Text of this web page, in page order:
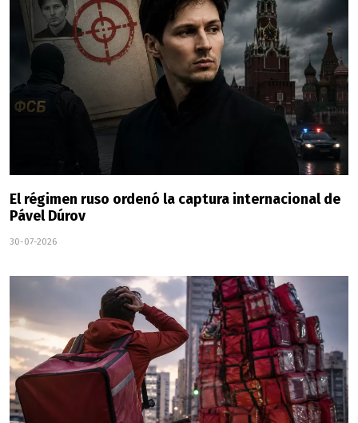
El régimen ruso ordenó la captura internacional de
Pável Dúrov
30-07-2026